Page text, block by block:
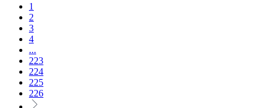
1
2
3
4
...
223
224
225
226